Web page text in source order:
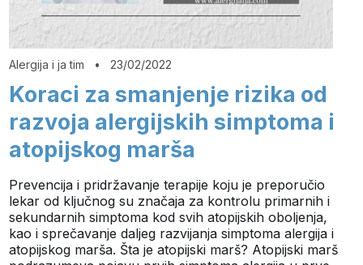
Alergija i ja tim • 23/02/2022
Koraci za smanjenje rizika od
razvoja alergijskih simptoma i
atopijskog marša
Prevencija i pridržavanje terapije koju je preporučio
lekar od ključnog su značaja za kontrolu primarnih i
sekundarnih simptoma kod svih atopijskih oboljenja,
kao i sprečavanje daljeg razvijanja simptoma alergija i
atopijskog marša. Šta je atopijski marš? Atopijski marš